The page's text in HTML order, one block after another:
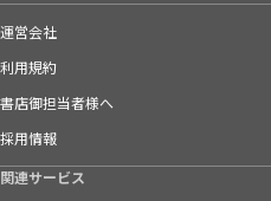
運営会社
利用規約
書店御担当者様へ
採用情報
関連サービス